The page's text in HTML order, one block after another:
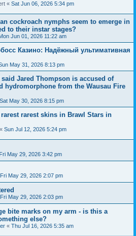
« Sat Jun 06, 2026 5:34 pm
cockroach nymphs seem to emerge in
to their instar stages?
Jun 01, 2026 11:22 am
Казино: Надёжный ультимативная
May 31, 2026 8:13 pm
Jared Thompson is accused of
hydromorphone from the Wausau Fire
Sat May 30, 2026 8:15 pm
rarest skins in Brawl Stars in
« Sun Jul 12, 2026 5:24 pm
Fri May 29, 2026 3:42 pm
Fri May 29, 2026 2:07 pm
Fri May 29, 2026 2:03 pm
bite marks on my arm - is this a
else?
« Thu Jul 16, 2026 5:35 am